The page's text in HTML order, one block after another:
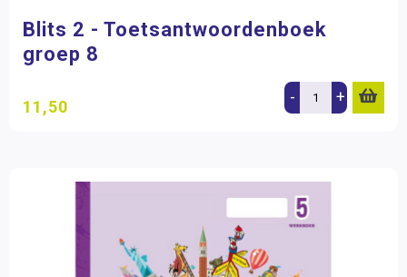
Blits 2 - Toetsantwoordenboek
groep 8
11,50 - +